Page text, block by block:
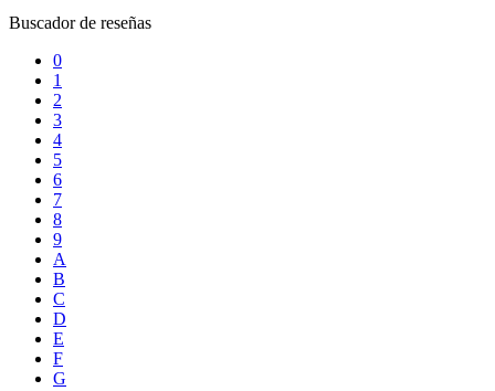
Buscador de reseñas
0
1
2
3
4
5
6
7
8
9
A
B
C
D
E
F
G